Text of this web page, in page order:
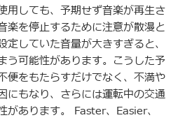
用しても、予期せず音楽が再生さ
楽を停止するために注意が散漫と
していた音量が大きすぎると、
う可能性があります。こうした予
便をもたらすだけでなく、不満や
にもなり、さらには運転中の交通
があります。 Faster、Easier、